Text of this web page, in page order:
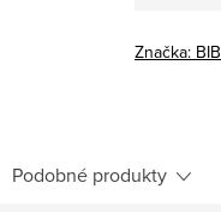
Značka:
Podobné produkty